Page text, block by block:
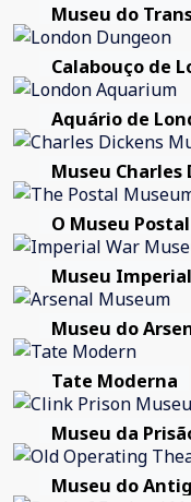
Museu do
Calabouço de
Aquário de
Museu Charles
O Museu
Museu
Museu do
Tate Moderna
Museu da
Museu do